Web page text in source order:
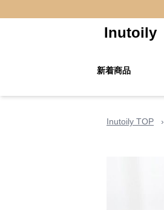
Inutoily
新着商品
Inutoily TOP ›